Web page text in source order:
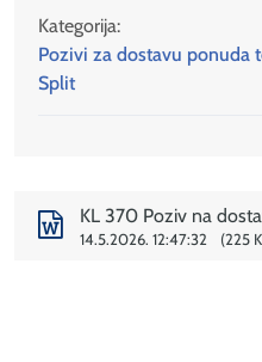
Kategorija:
Pozivi za dostavu ponuda
Split
KL 370 Poziv na
14.5.2026. 12:47:32 225